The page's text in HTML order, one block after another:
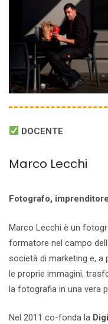
DOCENTE
Marco Lecchi
Fotografo,
Marco Lecchi è un
formatore nel campo
società di marketing e, a
le proprie immagini,
la fotografia in una vera
Nel 2011 co-fonda la